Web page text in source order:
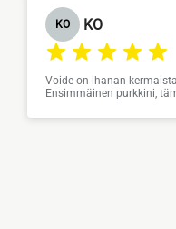
KO KO
Voide on ihanan
Ensimmäinen purkkini,